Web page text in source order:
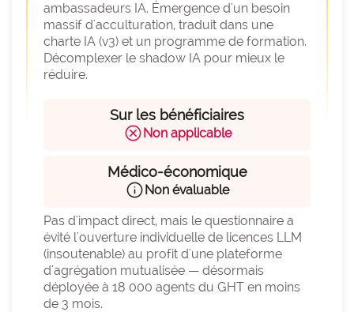
ambassadeurs IA. Émergence d'un besoin
massif d'acculturation, traduit dans une
charte IA (v3) et un programme de formation.
Décomplexer le shadow IA pour mieux le
réduire.
Sur les bénéficiaires
cancelNon applicable
Médico-économique
infoNon évaluable
Pas d'impact direct, mais le questionnaire a
évité l'ouverture individuelle de licences LLM
(insoutenable) au profit d'une plateforme
d'agrégation mutualisée — désormais
déployée à 18 000 agents du GHT en moins
de 3 mois.